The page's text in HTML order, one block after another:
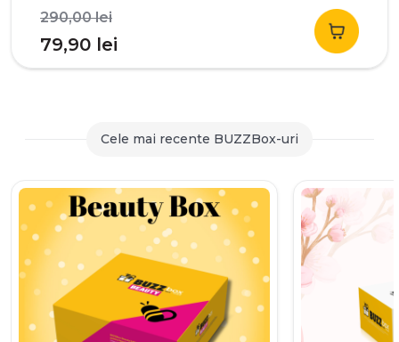
290,00leiPrețul
inițial
a
290,00 lei.
79,90 lei
curent
79,90 lei.
Cele mai recente BUZZBox-uri